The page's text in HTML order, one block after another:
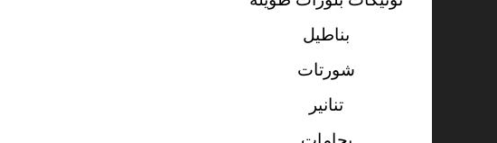
بناطيل
شورتات
تنانير